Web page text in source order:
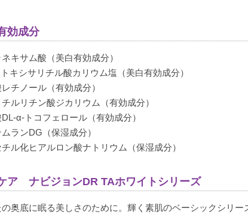
効成分
キサム酸（美白有効成分）
キシサリチル酸カリウム塩（美白有効成分）
チノール（有効成分）
ルリチン酸ジカリウム（有効成分）
α-トコフェロール（有効成分）
ムランDG（保湿成分）
チル化ヒアルロン酸ナトリウム（保湿成分）
ア ナビジョンDR TAホワイトシリーズ
の奥底に眠る美しさのために。輝く素肌のベーシックシリー